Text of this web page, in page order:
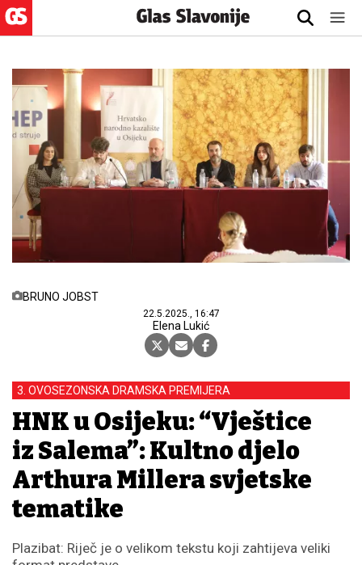
BRUNO JOBST
22.5.2025., 16:47
Elena Lukić
3. OVOSEZONSKA DRAMSKA PREMIJERA
HNK u Osijeku: “Vještice
iz Salema”: Kultno djelo
Arthura Millera svjetske
tematike
Plazibat: Riječ je o velikom tekstu koji zahtijeva veliki